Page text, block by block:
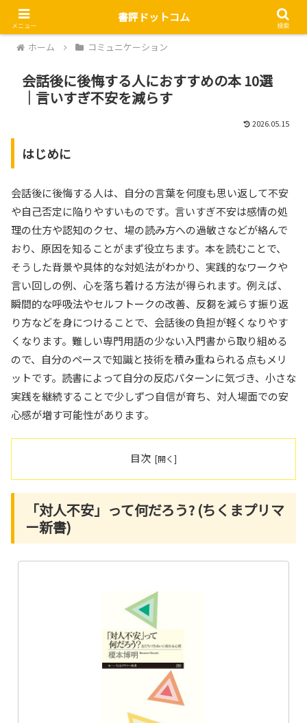
ホーム コミュニケーション
会話後に後悔する人におすすめの本 10選
｜言いすぎ不安を減らす
2026.05.15
はじめに
会話後に後悔する人は、自分の言葉を何度も思い返して不安
や自己否定に陥りやすいものです。言いすぎ不安は感情の処
理の仕方や認知のクセ、場の読み方への過敏さなどが絡んで
おり、原因を知ることがまず役立ちます。本を読むことで、
そうした背景や具体的な対処法がわかり、実践的なワークや
言い回しの例、心を落ち着ける方法が得られます。例えば、
瞬間的な呼吸法やセルフトークの改善、反芻を減らす振り返
り方などを身につけることで、会話後の負担が軽くなりやす
くなります。難しい専門用語の少ない入門書から取り組める
ので、自分のペースで知識と技術を積み重ねられる点もメリ
ットです。読書によって自分の反応パターンに気づき、小さな
実践を継続することで少しずつ自信が育ち、対人場面での安
心感が増す可能性があります。
目次
「対人不安」って何だろう? (ちくまプリマ
ー新書)
メニュー
書評ドットコム
検索